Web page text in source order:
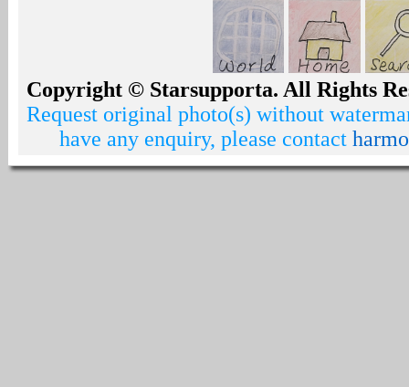
Copyright © Starsupporta. All Rights
Request original photo(s) without
have any enquiry, please contact